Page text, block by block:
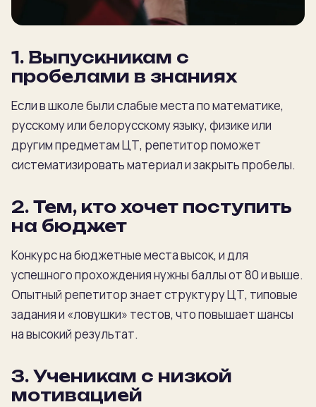
1. Выпускникам с
пробелами в знаниях
Если в школе были слабые места по математике,
русскому или белорусскому языку, физике или
другим предметам ЦТ, репетитор поможет
систематизировать материал и закрыть пробелы.
2. Тем, кто хочет поступить
на бюджет
Конкурс на бюджетные места высок, и для
успешного прохождения нужны баллы от 80 и выше.
Опытный репетитор знает структуру ЦТ, типовые
задания и «ловушки» тестов, что повышает шансы
на высокий результат.
3. Ученикам с низкой
мотивацией